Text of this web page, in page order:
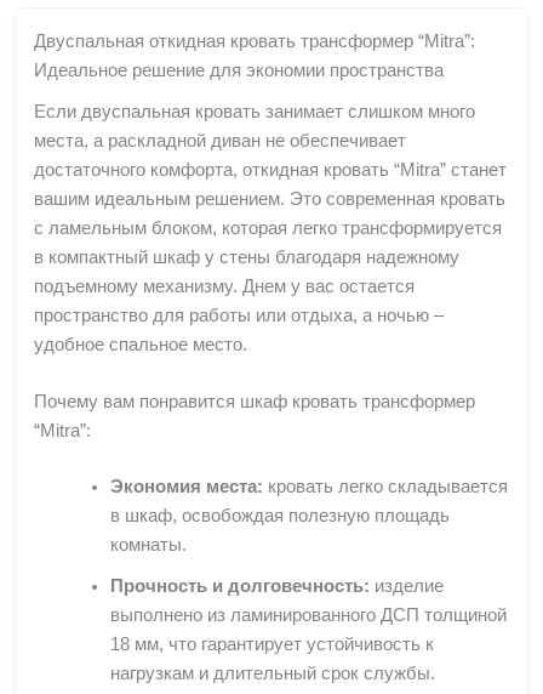
Двуспальная откидная кровать трансформер “Mitra”:
Идеальное решение для экономии пространства
Если двуспальная кровать занимает слишком много
места, а раскладной диван не обеспечивает
достаточного комфорта, откидная кровать “Mitra” станет
вашим идеальным решением. Это современная кровать
с ламельным блоком, которая легко трансформируется
в компактный шкаф у стены благодаря надежному
подъемному механизму. Днем у вас остается
пространство для работы или отдыха, а ночью –
удобное спальное место.
Почему вам понравится шкаф кровать трансформер
“Mitra”:
Экономия места: кровать легко складывается
в шкаф, освобождая полезную площадь
комнаты.
Прочность и долговечность: изделие
выполнено из ламинированного ДСП толщиной
18 мм, что гарантирует устойчивость к
нагрузкам и длительный срок службы.